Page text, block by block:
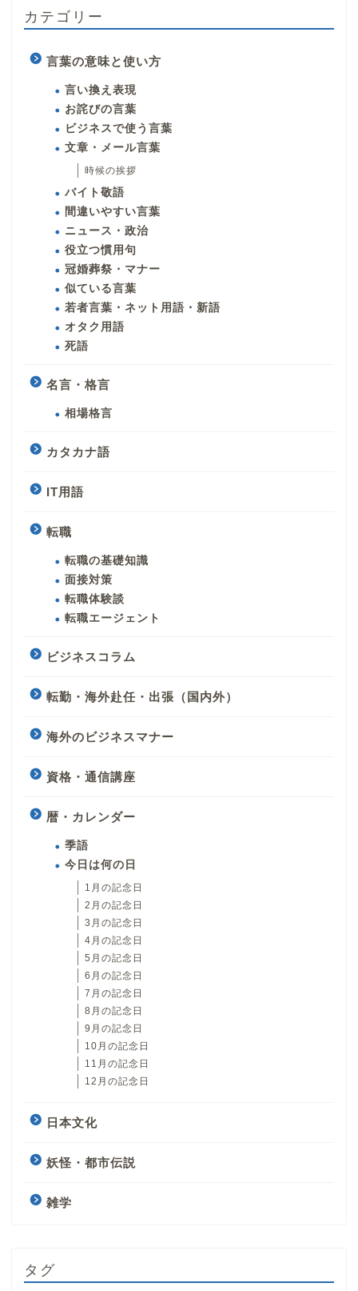
カテゴリー
言葉の意味と使い方
言い換え表現
お詫びの言葉
ビジネスで使う言葉
文章・メール言葉
時候の挨拶
バイト敬語
間違いやすい言葉
ニュース・政治
役立つ慣用句
冠婚葬祭・マナー
似ている言葉
若者言葉・ネット用語・新語
オタク用語
死語
名言・格言
相場格言
カタカナ語
IT用語
転職
転職の基礎知識
面接対策
転職体験談
転職エージェント
ビジネスコラム
転勤・海外赴任・出張（国内外）
海外のビジネスマナー
資格・通信講座
暦・カレンダー
季語
今日は何の日
1月の記念日
2月の記念日
3月の記念日
4月の記念日
5月の記念日
6月の記念日
7月の記念日
8月の記念日
9月の記念日
10月の記念日
11月の記念日
12月の記念日
日本文化
妖怪・都市伝説
雑学
タグ